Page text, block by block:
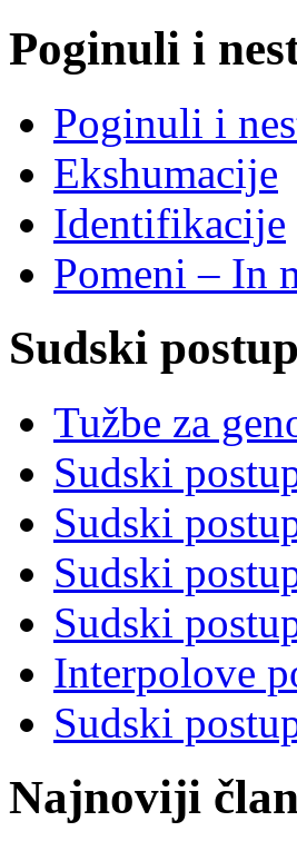
Poginuli i
Poginuli i
Ekshumacije
Identifikacije
Pomeni – In
Sudski
Tužbe za
Sudski
Sudski
Sudski
Sudski
Interpolove
Sudski
Najnoviji